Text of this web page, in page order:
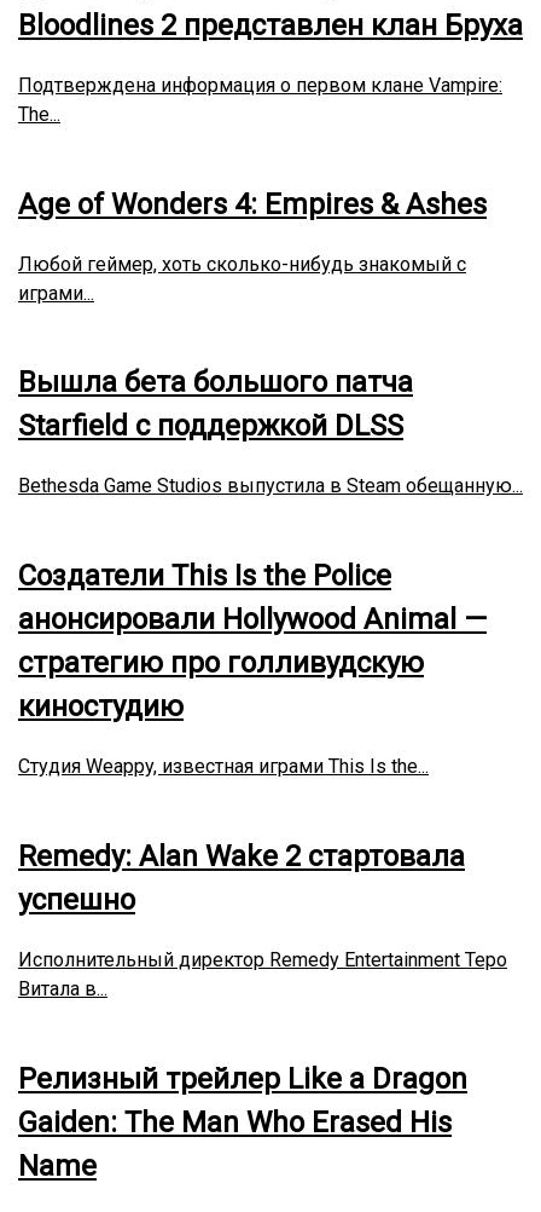
Bloodlines 2 представлен клан Бруха
Подтверждена информация о первом клане Vampire:
The...
Age of Wonders 4: Empires & Ashes
Любой геймер, хоть сколько-нибудь знакомый с
играми...
Вышла бета большого патча
Starfield с поддержкой DLSS
Bethesda Game Studios выпустила в Steam обещанную...
Создатели This Is the Police
анонсировали Hollywood Animal —
стратегию про голливудскую
киностудию
Студия Weappy, известная играми This Is the...
Remedy: Alan Wake 2 стартовала
успешно
Исполнительный директор Remedy Entertainment Теро
Витала в...
Релизный трейлер Like a Dragon
Gaiden: The Man Who Erased His
Name